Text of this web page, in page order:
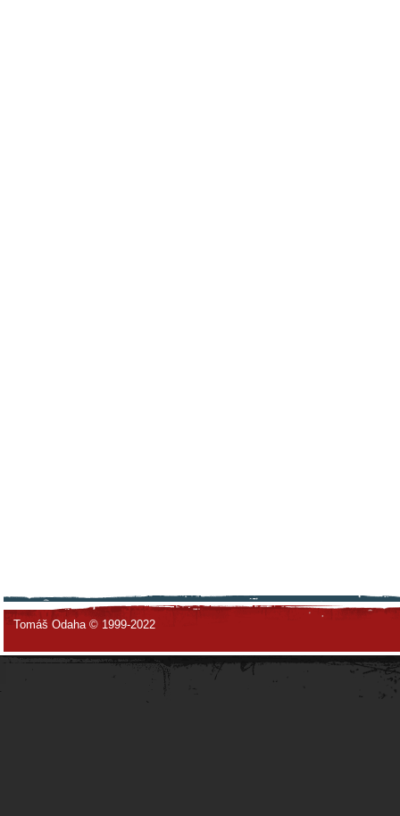
Tomáš Odaha © 1999-2022